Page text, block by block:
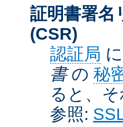
証明書署名
(CSR)
認証局
書の 秘
ると、
参照: